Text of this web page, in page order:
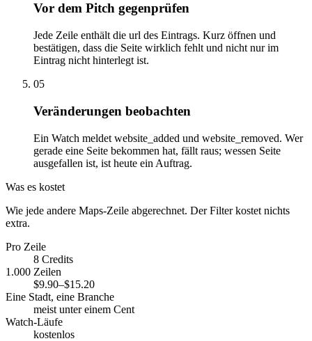
Vor dem Pitch gegenprüfen
Jede Zeile enthält die url des Eintrags. Kurz öffnen und
bestätigen, dass die Seite wirklich fehlt und nicht nur im
Eintrag nicht hinterlegt ist.
05
Veränderungen beobachten
Ein Watch meldet website_added und website_removed. Wer
gerade eine Seite bekommen hat, fällt raus; wessen Seite
ausgefallen ist, ist heute ein Auftrag.
Was es kostet
Wie jede andere Maps-Zeile abgerechnet. Der Filter kostet nichts
extra.
Pro Zeile
8 Credits
1.000 Zeilen
$9.90–$15.20
Eine Stadt, eine Branche
meist unter einem Cent
Watch-Läufe
kostenlos